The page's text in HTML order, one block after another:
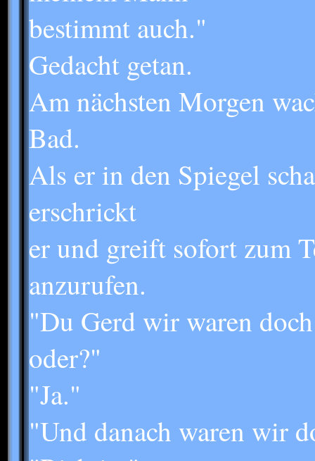
bestimmt auch."
Gedacht getan.
Am nächsten Morgen
Bad.
Als er in den Spiegel
erschrickt
er und greift sofort zum
anzurufen.
"Du Gerd wir waren
oder?"
"Ja."
"Und danach waren wir